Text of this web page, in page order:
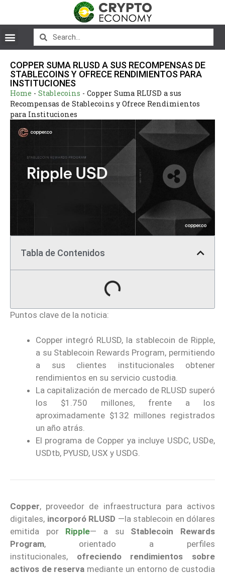
COPPER SUMA RLUSD A SUS RECOMPENSAS DE
STABLECOINS Y OFRECE RENDIMIENTOS PARA
INSTITUCIONES
Home - Stablecoins - Copper Suma RLUSD a sus
Recompensas de Stablecoins y Ofrece Rendimientos
para Instituciones
Tabla de Contenidos
Puntos clave de la noticia:
Copper integró RLUSD, la stablecoin de Ripple,
a su Stablecoin Rewards Program, permitiendo
a sus clientes institucionales obtener
rendimientos en su servicio custodia.
La capitalización de mercado de RLUSD superó
los $1.750 millones, frente a los
aproximadamente $132 millones registrados
un año atrás.
El programa de Copper ya incluye USDC, USDe,
USDtb, PYUSD, USX y USDG.
Copper, proveedor de infraestructura para activos
digitales, incorporó RLUSD —la stablecoin en dólares
emitida por Ripple— a su Stablecoin Rewards
Program, orientado a perfiles
institucionales, ofreciendo rendimientos sobre
activos de reserva mediante un entorno de custodia